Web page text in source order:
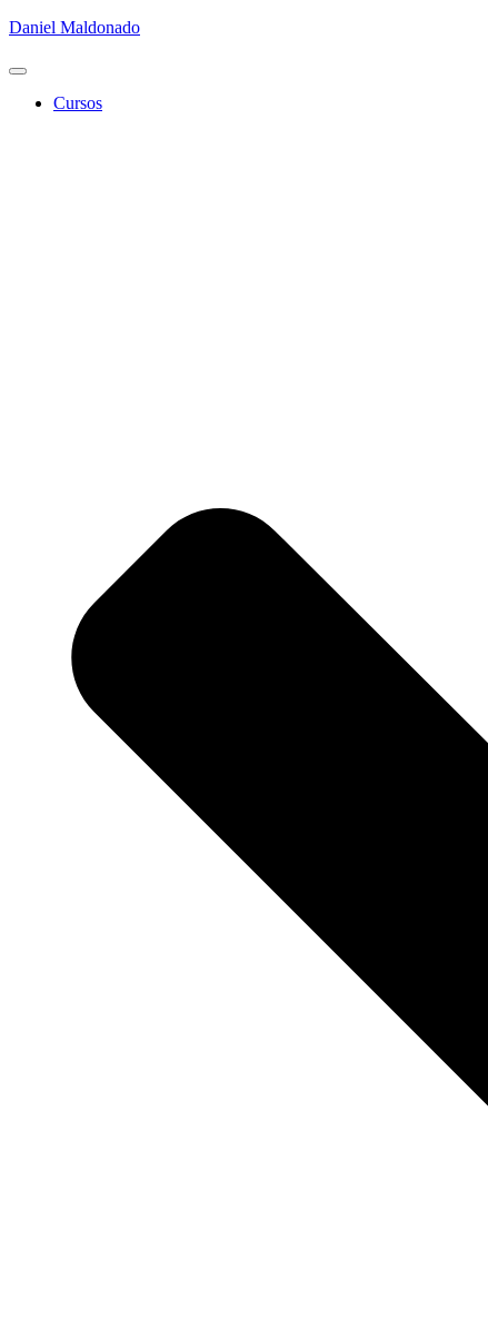
Daniel Maldonado
Cambiar
Cursos